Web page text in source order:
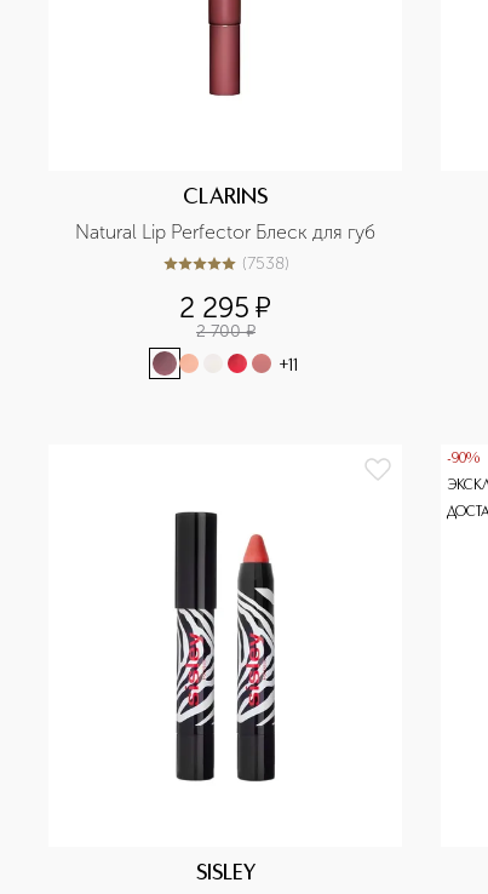
CLARINS
Natural Lip Perfector Блеск для губ
5из 57538 (7538)
2 295 ¤
2 700 ¤
+11
SISLEY
-90%